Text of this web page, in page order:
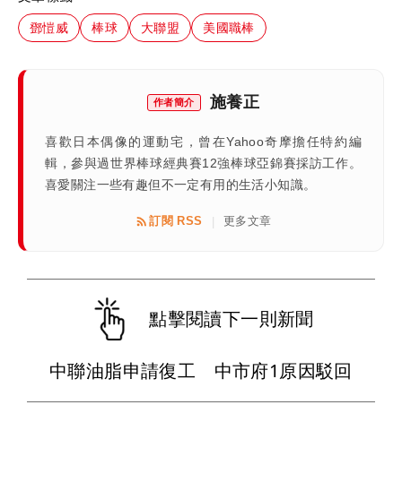
鄧愷威 棒球 大聯盟 美國職棒
作者簡介 施養正
喜歡日本偶像的運動宅，曾在Yahoo奇摩擔任特約編
輯，參與過世界棒球經典賽12強棒球亞錦賽採訪工作。
喜愛關注一些有趣但不一定有用的生活小知識。
訂閱 RSS | 更多文章
點擊閱讀下一則新聞
中聯油脂申請復工 中市府1原因駁回